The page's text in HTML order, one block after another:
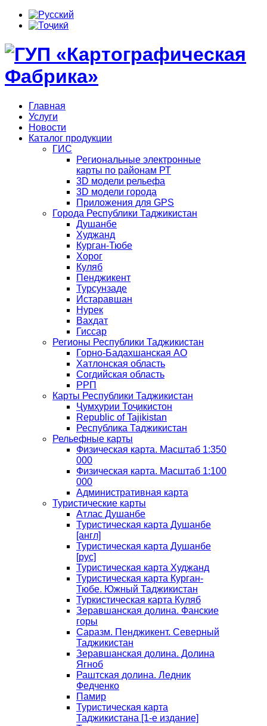
Главная
Услуги
Новости
Каталог продукции
ГИС
Региональные электронные
карты по районам РТ
3D модели рельефа
3D модели города
Приложения для GPS
Города Республики Таджикистан
Душанбе
Худжанд
Курган-Тюбе
Хорог
Куляб
Пенджикент
Турсунзаде
Истаравшан
Нурек
Вахдат
Гиссар
Регионы Республики Таджикистан
Горно-Бадахшанская АО
Хатлонская область
Согдийская область
РРП
Карты Республики Таджикистан
Ҷумҳурии Тоҷикистон
Republic of Tajikistan
Республика Таджикистан
Рельефные карты
Физическая карта. Масштаб 1:350
000
Физическая карта. Масштаб 1:100
000
Административная карта
Туристические карты
Атлас Душанбе
Туристическая карта Душанбе
[англ]
Туристическая карта Душанбе
[рус]
Туристическая карта Худжанд
Туристическая карта Курган-
Тюбе. Южный Таджикистан
Туркистическая карта Куляб
Зеравшанская долина. Фанские
горы
Саразм. Пенджикент. Северный
Таджикистан
Зеравшанская долина. Долина
Ягноб
Раштская долина. Ледник
Федченко
Памир
Туристическая карта
Таджикистана [1-е издание]